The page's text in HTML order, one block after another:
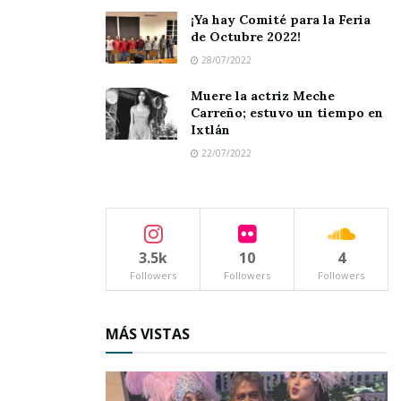
También se ofrecerá una“Introducción a la
¡Ya hay Comité para la Feria
de Octubre 2022!
28/07/2022
Muere la actriz Meche
Carreño; estuvo un tiempo en
Ixtlán
22/07/2022
3.5k
Followers
10
Followers
4
Followers
MÁS VISTAS